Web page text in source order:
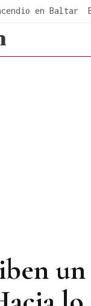
en Baltar